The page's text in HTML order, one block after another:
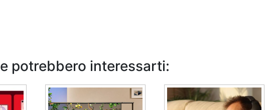
potrebbero interessarti: